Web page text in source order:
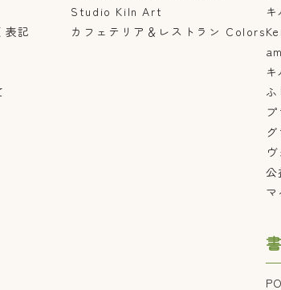
表記
Studio Kiln Art
カフェテリア＆レストラン Colors
公